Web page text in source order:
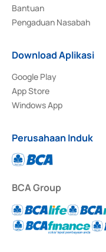
Bantuan
Pengaduan Nasabah
Download Aplikasi
Google Play
App Store
Windows App
Perusahaan Induk
BCA Group